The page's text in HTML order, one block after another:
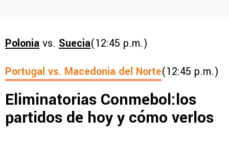
Polonia vs. Suecia(12:45 p.m.)
Portugal vs. Macedonia del Norte(12:45 p.m.)
Eliminatorias Conmebol:los
partidos de hoy y cómo verlos